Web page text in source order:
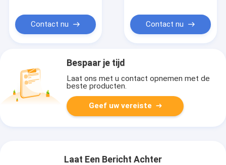
Contact nu Contact nu
Bespaar je tijd
Laat ons met u contact opnemen met de
beste producten.
Geef uw vereiste
Laat Een Bericht Achter